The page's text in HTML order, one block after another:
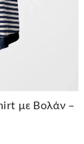
με Βολάν –